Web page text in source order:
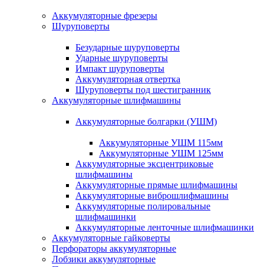
Аккумуляторные фрезеры
Шуруповерты
Безударные шуруповерты
Ударные шуруповерты
Импакт шуруповерты
Аккумуляторная отвертка
Шуруповерты под шестигранник
Аккумуляторные шлифмашины
Аккумуляторные болгарки (УШМ)
Аккумуляторные УШМ 115мм
Аккумуляторные УШМ 125мм
Аккумуляторные эксцентриковые
шлифмашины
Аккумуляторные прямые шлифмашины
Аккумуляторные виброшлифмашины
Аккумуляторные полировальные
шлифмашинки
Аккумуляторные ленточные шлифмашинки
Аккумуляторные гайковерты
Перфораторы аккумуляторные
Лобзики аккумуляторные